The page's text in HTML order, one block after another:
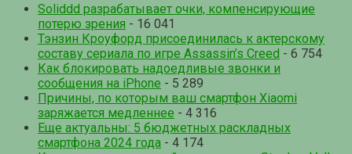
Soliddd разрабатывает очки, компенсирующие
потерю зрения - 16 041
Тэнзин Кроуфорд присоединилась к актерскому
составу сериала по игре Assassin’s Creed - 6 754
Как блокировать надоедливые звонки и
сообщения на iPhone - 5 289
Причины, по которым ваш смартфон Xiaomi
заряжается медленнее - 4 316
Еще актуальны: 5 бюджетных раскладных
смартфона 2024 года - 4 174